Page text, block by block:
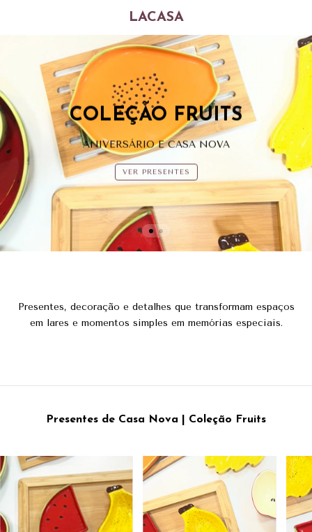
LACASA
COLEÇÃO FRUITS
ANIVERSÁRIO E CASA NOVA
VER PRESENTES
Presentes, decoração e detalhes que transformam espaços
em lares e momentos simples em memórias especiais.
Presentes de Casa Nova | Coleção Fruits